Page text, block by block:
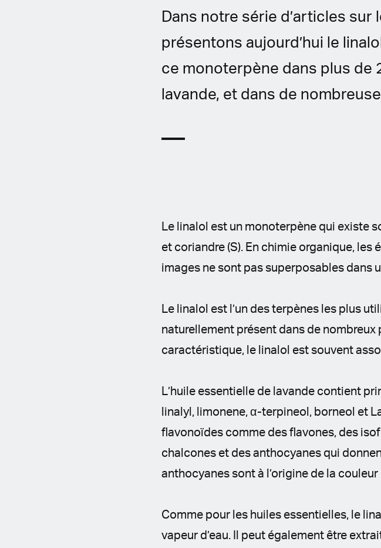
Dans notre série d’articles
présentons aujourd’hui le
ce monoterpène dans plus de
lavande, et dans de
Le linalol est un monoterpène qui existe
et coriandre (S). En chimie organique,
images ne sont pas superposables dans
Le linalol est l’un des terpènes les plus
naturellement présent dans de
caractéristique, le linalol est souvent
L’huile essentielle de lavande contient
linalyl, limonene, α-terpineol, borneol et
flavonoïdes comme des flavones, des
chalcones et des anthocyanes qui
anthocyanes sont à l’origine de la
Comme pour les huiles essentielles, le
vapeur d’eau. Il peut également être